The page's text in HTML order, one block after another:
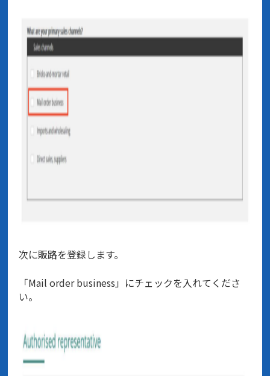
次に販路を登録します。
「Mail order business」にチェックを入れてくださ
い。